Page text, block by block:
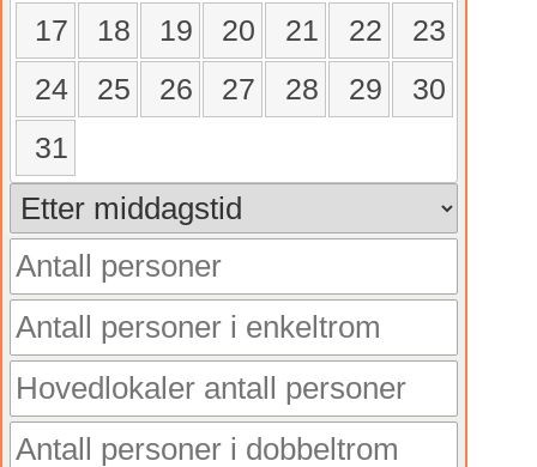
17 18 19 20 21 22
23
24
25 26 27 28 29
30
31